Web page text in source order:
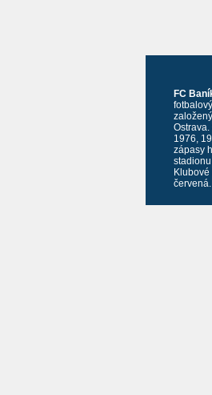
FC
1976,
zápasy